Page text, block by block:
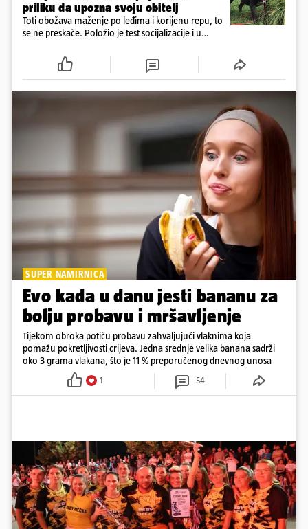
priliku da upozna svoju obitelj
Toti obožava maženje po leđima i korijenu repu, to
se ne preskače. Položio je test socijalizacije i u
cijepljen protiv virusnih zaraznih bolesti
SUPER NAMIRNICA
Evo kada u danu jesti bananu za
bolju probavu i mršavljenje
Tijekom obroka potiču probavu zahvaljujući vlaknima koja
pomažu pokretljivosti crijeva. Jedna srednje velika banana sadrži
oko 3 grama vlakana, što je 11 % preporučenog dnevnog unosa
1 54